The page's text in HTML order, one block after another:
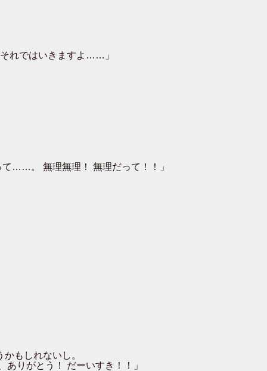
れではいきますよ……」
……。 無理無理！ 無理だって！！」
もしれないし。
りがとう！ だーいすき！！」